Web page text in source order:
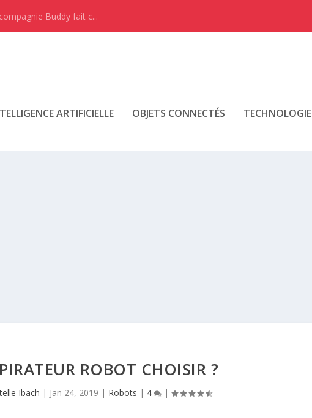
Buddy fait c...
ARTIFICIELLE OBJETS CONNECTÉS TECHNOLOGIE
ROBOT CHOISIR ?
Ibach | Jan 24, 2019 | Robots | 4 |